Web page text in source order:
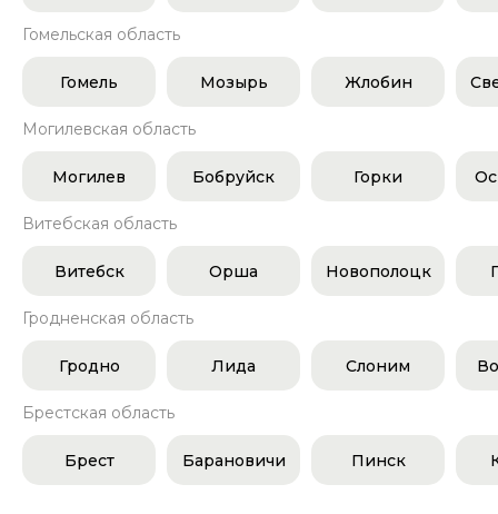
Гомельская область
Гомель Мозырь Жлобин
Могилевская область
Могилев Бобруйск Горки
Витебская область
Витебск Орша Новополоцк
Гродненская область
Гродно Лида Слоним
Брестская область
Брест Барановичи Пинск